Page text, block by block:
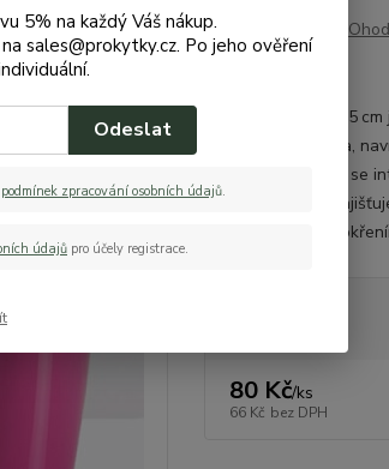
Bigplast Pearlina 25
označením Pearlina,
rostliny. Vyznačuje se
systémem, který
systém před
80 Kč/ks
66 Kč bez DPH
5% na každý Váš nákup.
sales@prokytky.cz. Po jeho ověření
Odeslat
podmínek zpracování osobních údajů.
údajů pro účely registrace.